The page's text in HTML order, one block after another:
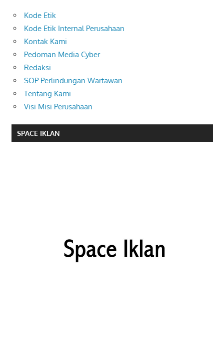
Kode Etik
Kode Etik Internal Perusahaan
Kontak Kami
Pedoman Media Cyber
Redaksi
SOP Perlindungan Wartawan
Tentang Kami
Visi Misi Perusahaan
SPACE IKLAN